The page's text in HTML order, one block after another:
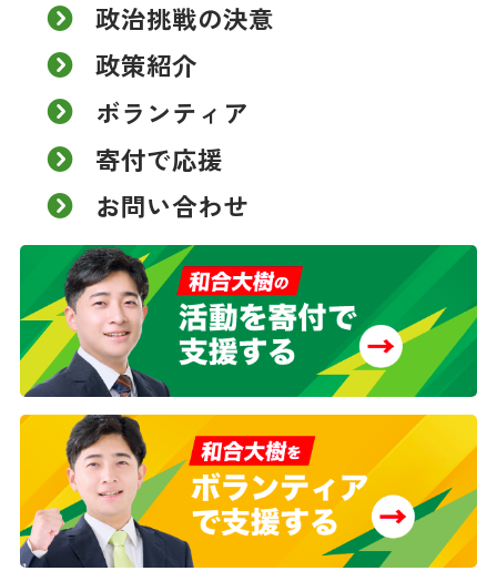
政治挑戦の決意
政策紹介
ボランティア
寄付で応援
お問い合わせ